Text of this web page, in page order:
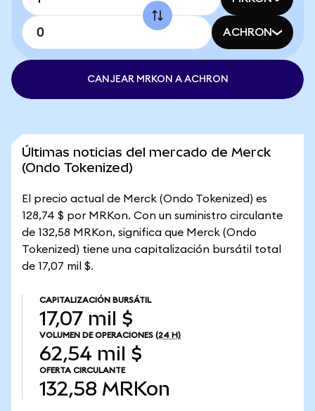
ACHRON
CANJEAR MRKON A ACHRON
Últimas noticias del mercado de Merck
(Ondo Tokenized)
El precio actual de Merck (Ondo Tokenized) es
128,74 $ por MRKon. Con un suministro circulante
de 132,58 MRKon, significa que Merck (Ondo
Tokenized) tiene una capitalización bursátil total
de 17,07 mil $.
CAPITALIZACIÓN BURSÁTIL
17,07 mil $
VOLUMEN DE OPERACIONES (24 H)
62,54 mil $
OFERTA CIRCULANTE
132,58 MRKon